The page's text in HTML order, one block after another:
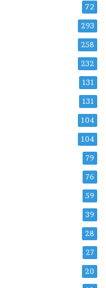
72
293
258
232
131
131
104
104
79
76
59
39
28
27
20